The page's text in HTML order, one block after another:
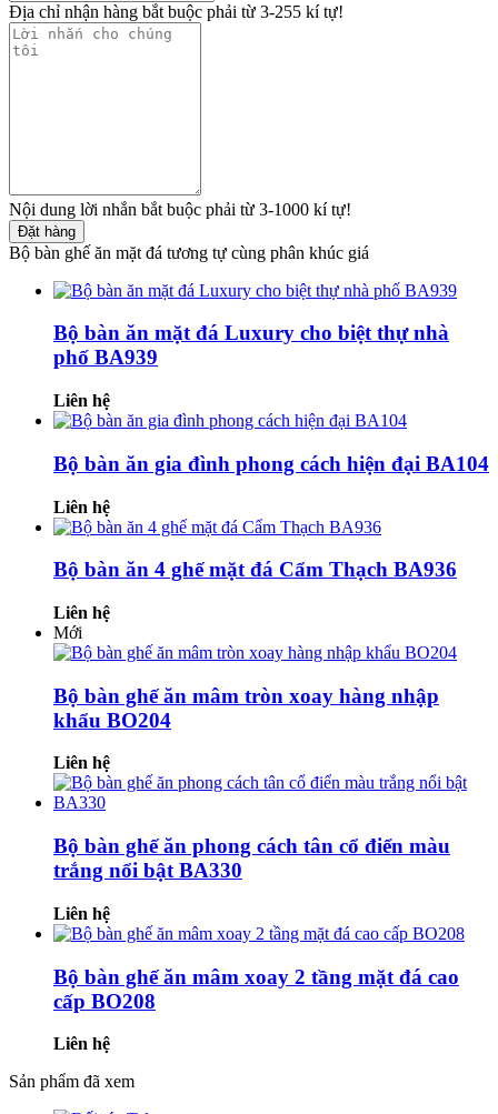
Địa chỉ nhận hàng bắt buộc phải từ 3-255 kí tự!
Nội dung lời nhắn bắt buộc phải từ 3-1000 kí tự!
Đặt hàng
Bộ bàn ghế ăn mặt đá tương tự cùng phân khúc giá
Bộ bàn ăn mặt đá Luxury cho biệt thự nhà
phố BA939
Liên hệ
Bộ bàn ăn gia đình phong cách hiện đại BA104
Liên hệ
Bộ bàn ăn 4 ghế mặt đá Cẩm Thạch BA936
Liên hệ
Mới
Bộ bàn ghế ăn mâm tròn xoay hàng nhập
khẩu BO204
Liên hệ
Bộ bàn ghế ăn phong cách tân cổ điển màu
trắng nổi bật BA330
Liên hệ
Bộ bàn ghế ăn mâm xoay 2 tầng mặt đá cao
cấp BO208
Liên hệ
Sản phẩm đã xem